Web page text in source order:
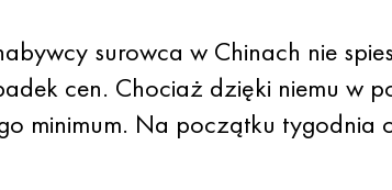
surowca w Chinach nie
cen. Chociaż dzięki niemu w
minimum. Na początku tygodnia